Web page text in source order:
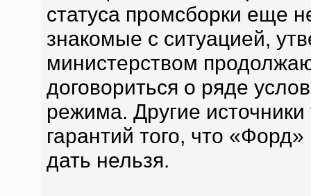
статуса промсборки еще
знакомые с ситуацией,
министерством
договориться о ряде
режима. Другие
гарантий того, что
дать нельзя.